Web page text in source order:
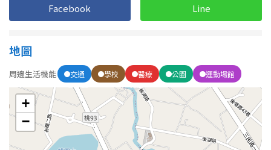
樓
格局
不拘
1房
2房 3房
4房 5房以上
Facebook Line
地圖
周邊生活機能 交通 學校 醫療 公園 運動場館
+
−